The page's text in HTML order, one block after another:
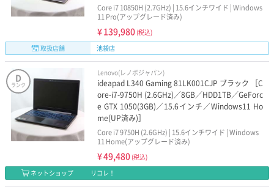
Core i7 10850H (2.7GHz) | 15.6インチワイド | Windows
11 Pro(アップグレード済み)
¥139,980 (税込)
取扱店舗
池袋店
D
ランク
Lenovo(レノボジャパン)
ideapad L340 Gaming 81LK001CJP ブラック ［C
ore-i7-9750H (2.6GHz)／8GB／HDD1TB／GeForc
e GTX 1050(3GB)／15.6インチ／Windows11 Ho
me(UP済み)］
Core i7 9750H (2.6GHz) | 15.6インチワイド | Windows
11 Home(アップグレード済み)
¥49,480 (税込)
ネットショップ
リコレ！